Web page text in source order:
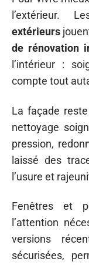
l’extérieur.
extérieurs
de rénovation
l’intérieur :
compte tout
La façade
nettoyage
pression,
laissé des
l’usure et
Fenêtres et
l’attention
versions
sécurisées,